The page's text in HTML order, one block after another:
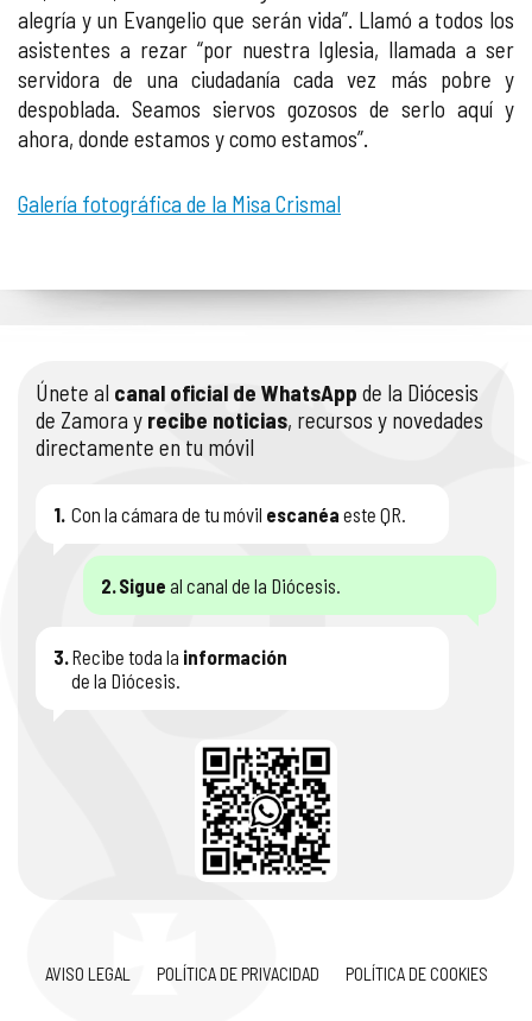
alegría y un Evangelio que serán vida”. Llamó a todos los
asistentes a rezar “por nuestra Iglesia, llamada a ser
servidora de una ciudadanía cada vez más pobre y
despoblada. Seamos siervos gozosos de serlo aquí y
ahora, donde estamos y como estamos”.
Galería fotográfica de la Misa Crismal
Únete al canal oficial de WhatsApp de la Diócesis
de Zamora y recibe noticias, recursos y novedades
directamente en tu móvil
1. Con la cámara de tu móvil escanéa este QR.
2.Sigue al canal de la Diócesis.
3.Recibe toda la información
de la Diócesis.
AVISO LEGAL POLÍTICA DE PRIVACIDAD POLÍTICA DE COOKIES